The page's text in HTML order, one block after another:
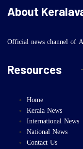
About
Official news channel of
Resources
Home
Kerala News
International News
National News
Contact Us